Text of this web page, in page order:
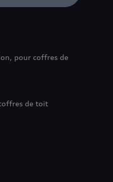
pour coffres de
de toit